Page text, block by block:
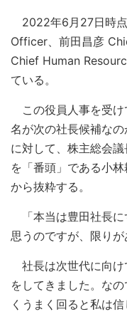
2022年6月27日時
Officer、前田昌彦
Chief Human
ている。
この役員人事を受け
名が次の社長候補な
に対して、株主総会
を「番頭」である小
から抜粋する。
「本当は豊田社長に
思うのですが、限りが
社長は次世代に向け
をしてきました。な
くうまく回ると私は信